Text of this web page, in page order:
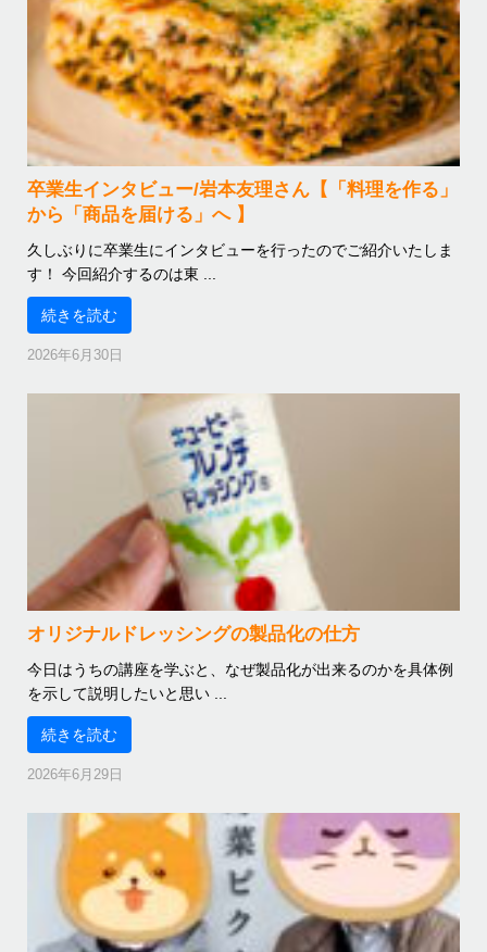
卒業生インタビュー/岩本友理さん【「料理を作る」
から「商品を届ける」へ 】
久しぶりに卒業生にインタビューを行ったのでご紹介いたしま
す！ 今回紹介するのは東 ...
続きを読む
2026年6月30日
オリジナルドレッシングの製品化の仕方
今日はうちの講座を学ぶと、なぜ製品化が出来るのかを具体例
を示して説明したいと思い ...
続きを読む
2026年6月29日